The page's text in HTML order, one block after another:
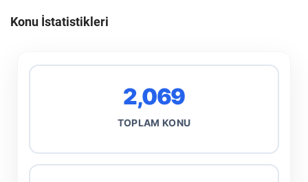
Konu İstatistikleri
2,069
TOPLAM KONU